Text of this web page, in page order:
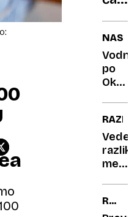
tudi
– za
uši
Vodnik
po
razlike
med
tudi
RDEČA